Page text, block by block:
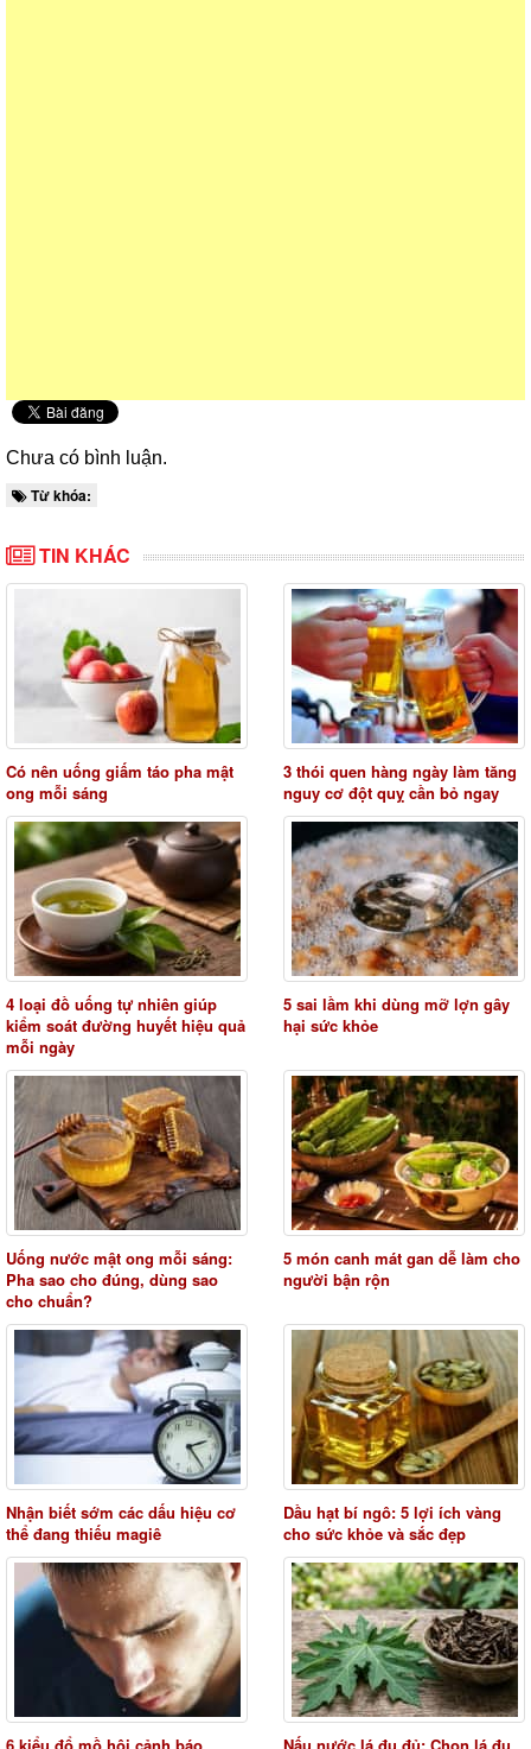
Chưa có bình luận.
Từ khóa:
TIN KHÁC
Có nên uống giấm táo pha mật
ong mỗi sáng
3 thói quen hàng ngày làm tăng
nguy cơ đột quỵ cần bỏ ngay
4 loại đồ uống tự nhiên giúp
kiểm soát đường huyết hiệu quả
mỗi ngày
5 sai lầm khi dùng mỡ lợn gây
hại sức khỏe
Uống nước mật ong mỗi sáng:
Pha sao cho đúng, dùng sao
cho chuẩn?
5 món canh mát gan dễ làm cho
người bận rộn
Nhận biết sớm các dấu hiệu cơ
thể đang thiếu magiê
Dầu hạt bí ngô: 5 lợi ích vàng
cho sức khỏe và sắc đẹp